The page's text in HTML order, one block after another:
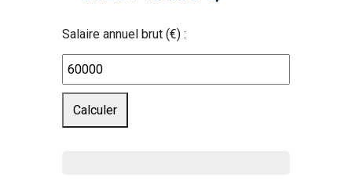
Salaire annuel brut (€) :
Calculer